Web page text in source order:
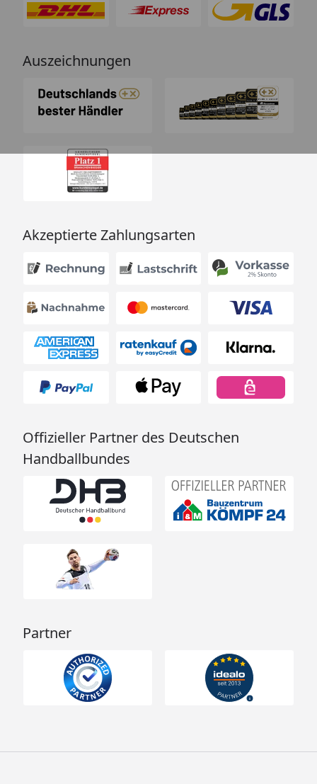
Auszeichnungen
Akzeptierte Zahlungsarten
Offizieller Partner des Deutschen
Handballbundes
Partner